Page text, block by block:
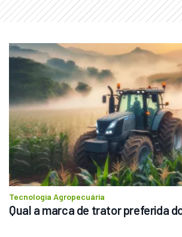
Tecnologia Agropecuária
Qual a marca de trator preferida